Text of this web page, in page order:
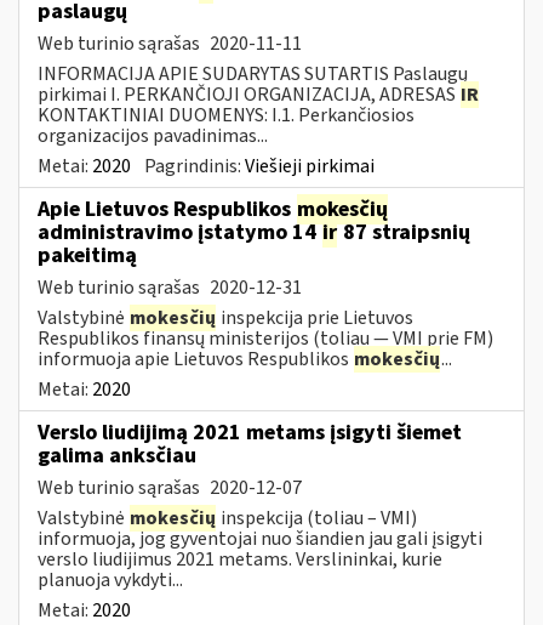
paslaugų
Web turinio sąrašas 2020-11-11
INFORMACIJA APIE SUDARYTAS SUTARTIS Paslaugų
pirkimai I. PERKANČIOJI ORGANIZACIJA, ADRESAS IR
KONTAKTINIAI DUOMENYS: I.1. Perkančiosios
organizacijos pavadinimas...
Metai: 2020 Pagrindinis:Viešieji pirkimai
Apie Lietuvos Respublikos mokesčių
administravimo įstatymo 14ir87 straipsnių
pakeitimą
Web turinio sąrašas 2020-12-31
Valstybinė mokesčių inspekcija prie Lietuvos
Respublikos finansų ministerijos (toliau — VMI prie FM)
informuoja apie Lietuvos Respublikos mokesčių...
Metai: 2020
Verslo liudijimą 2021 metams įsigyti šiemet
galima anksčiau
Web turinio sąrašas 2020-12-07
Valstybinė mokesčių inspekcija (toliau – VMI)
informuoja, jog gyventojai nuo šiandien jau gali įsigyti
verslo liudijimus 2021 metams. Verslininkai, kurie
planuoja vykdyti...
Metai: 2020